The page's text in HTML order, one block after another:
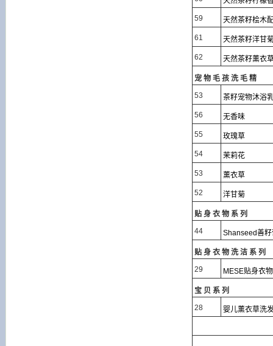
59 天然茶籽桧木
61 天然茶籽洋甘
62 天然茶籽薰衣
宠物毛孩洗毛精
53
茶籽宠物沐浴
56 无香味
55 玫瑰草
54 茉莉花
53 薰衣草
52 洋甘菊
贴身衣物系列
44
Shanseed善
贴身衣物洗洁系列
29
MESE贴身衣
宝贝系列
28
婴儿薰衣草洗